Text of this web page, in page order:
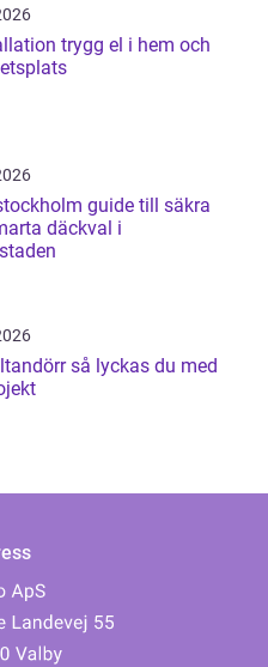
el i hem och
guide till säkra
däckval i
lyckas du med